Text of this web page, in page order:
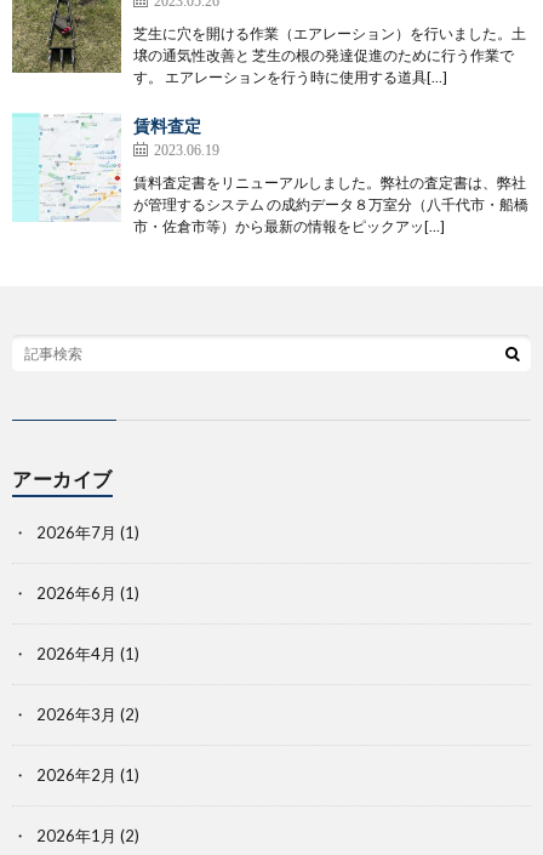
芝生に穴を開ける作業（エアレーション）を行いました。土
壌の通気性改善と 芝生の根の発達促進のために行う作業で
す。 エアレーションを行う時に使用する道具[…]
賃料査定
2023.06.19
賃料査定書をリニューアルしました。弊社の査定書は、弊社
が管理するシステム の成約データ８万室分（八千代市・船橋
市・佐倉市等）から最新の情報をピックアッ[…]
アーカイブ
2026年7月 (1)
2026年6月 (1)
2026年4月 (1)
2026年3月 (2)
2026年2月 (1)
2026年1月 (2)